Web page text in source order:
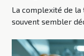
filum
La complexité de
souvent sembler